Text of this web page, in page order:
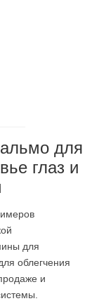
для
глаз и
для
облегчения
и